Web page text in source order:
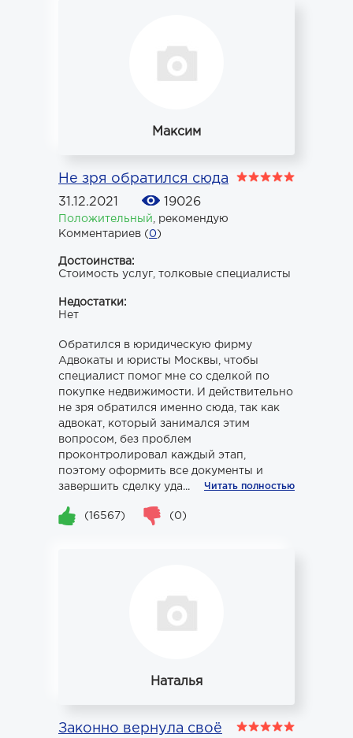
Максим
Не зря обратился сюда
31.12.2021 19026
Положительный
рекомендую
Комментариев (0)
Достоинства:
Стоимость услуг, толковые специалисты
Недостатки:
Нет
Обратился в юридическую фирму
Адвокаты и юристы Москвы, чтобы
специалист помог мне со сделкой по
покупке недвижимости. И действительно
не зря обратился именно сюда, так как
адвокат, который занимался этим
вопросом, без проблем
проконтролировал каждый этап,
поэтому оформить все документы и
завершить сделку уда...
Читать полностью
(16567) (0)
Наталья
Законно вернула своё